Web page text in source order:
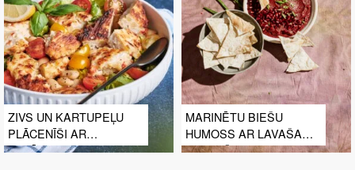
ZIVS UN KARTUPEĻU
PLĀCENĪŠI AR
SALĀTIEM
MARINĒTU BIEŠU
HUMOSS AR LAVAŠA
KRAUKŠĶIEM